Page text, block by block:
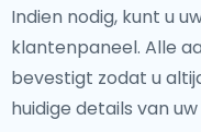
Indien nodig, kunt u
klantenpaneel. Alle
bevestigt zodat u
huidige details van